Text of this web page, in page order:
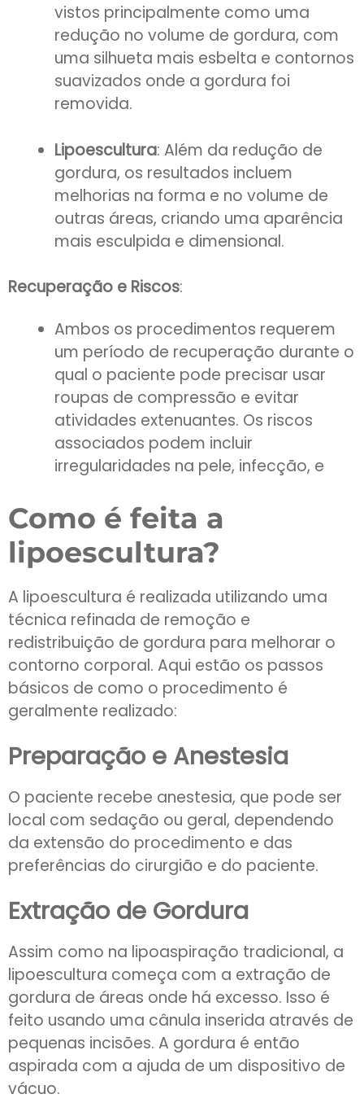
vistos principalmente como uma
redução no volume de gordura, com
uma silhueta mais esbelta e contornos
suavizados onde a gordura foi
removida.
Lipoescultura: Além da redução de
gordura, os resultados incluem
melhorias na forma e no volume de
outras áreas, criando uma aparência
mais esculpida e dimensional.
Recuperação e Riscos:
Ambos os procedimentos requerem
um período de recuperação durante o
qual o paciente pode precisar usar
roupas de compressão e evitar
atividades extenuantes. Os riscos
associados podem incluir
irregularidades na pele, infecção, e
Como é feita a
lipoescultura?
A lipoescultura é realizada utilizando uma
técnica refinada de remoção e
redistribuição de gordura para melhorar o
contorno corporal. Aqui estão os passos
básicos de como o procedimento é
geralmente realizado:
Preparação e Anestesia
O paciente recebe anestesia, que pode ser
local com sedação ou geral, dependendo
da extensão do procedimento e das
preferências do cirurgião e do paciente.
Extração de Gordura
Assim como na lipoaspiração tradicional, a
lipoescultura começa com a extração de
gordura de áreas onde há excesso. Isso é
feito usando uma cânula inserida através de
pequenas incisões. A gordura é então
aspirada com a ajuda de um dispositivo de
vácuo.